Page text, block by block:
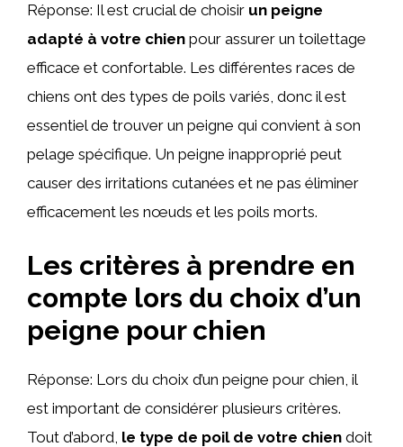
Réponse: Il est crucial de choisir un peigne
adapté à votre chien pour assurer un toilettage
efficace et confortable. Les différentes races de
chiens ont des types de poils variés, donc il est
essentiel de trouver un peigne qui convient à son
pelage spécifique. Un peigne inapproprié peut
causer des irritations cutanées et ne pas éliminer
efficacement les nœuds et les poils morts.
Les critères à prendre en
compte lors du choix d’un
peigne pour chien
Réponse: Lors du choix d’un peigne pour chien, il
est important de considérer plusieurs critères.
Tout d’abord, le type de poil de votre chien doit